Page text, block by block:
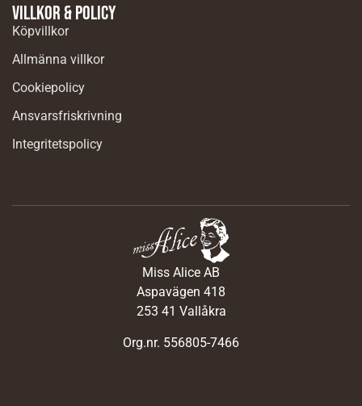
Villkor & Policy
Köpvillkor
Allmänna villkor
Cookiepolicy
Ansvarsfriskrivning
Integritetspolicy
Miss Alice AB
Aspavägen 418
253 41 Vallåkra
Org.nr. 556805-7466